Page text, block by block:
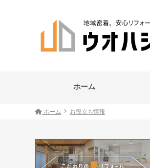
ホーム
ホーム お役立ち情報